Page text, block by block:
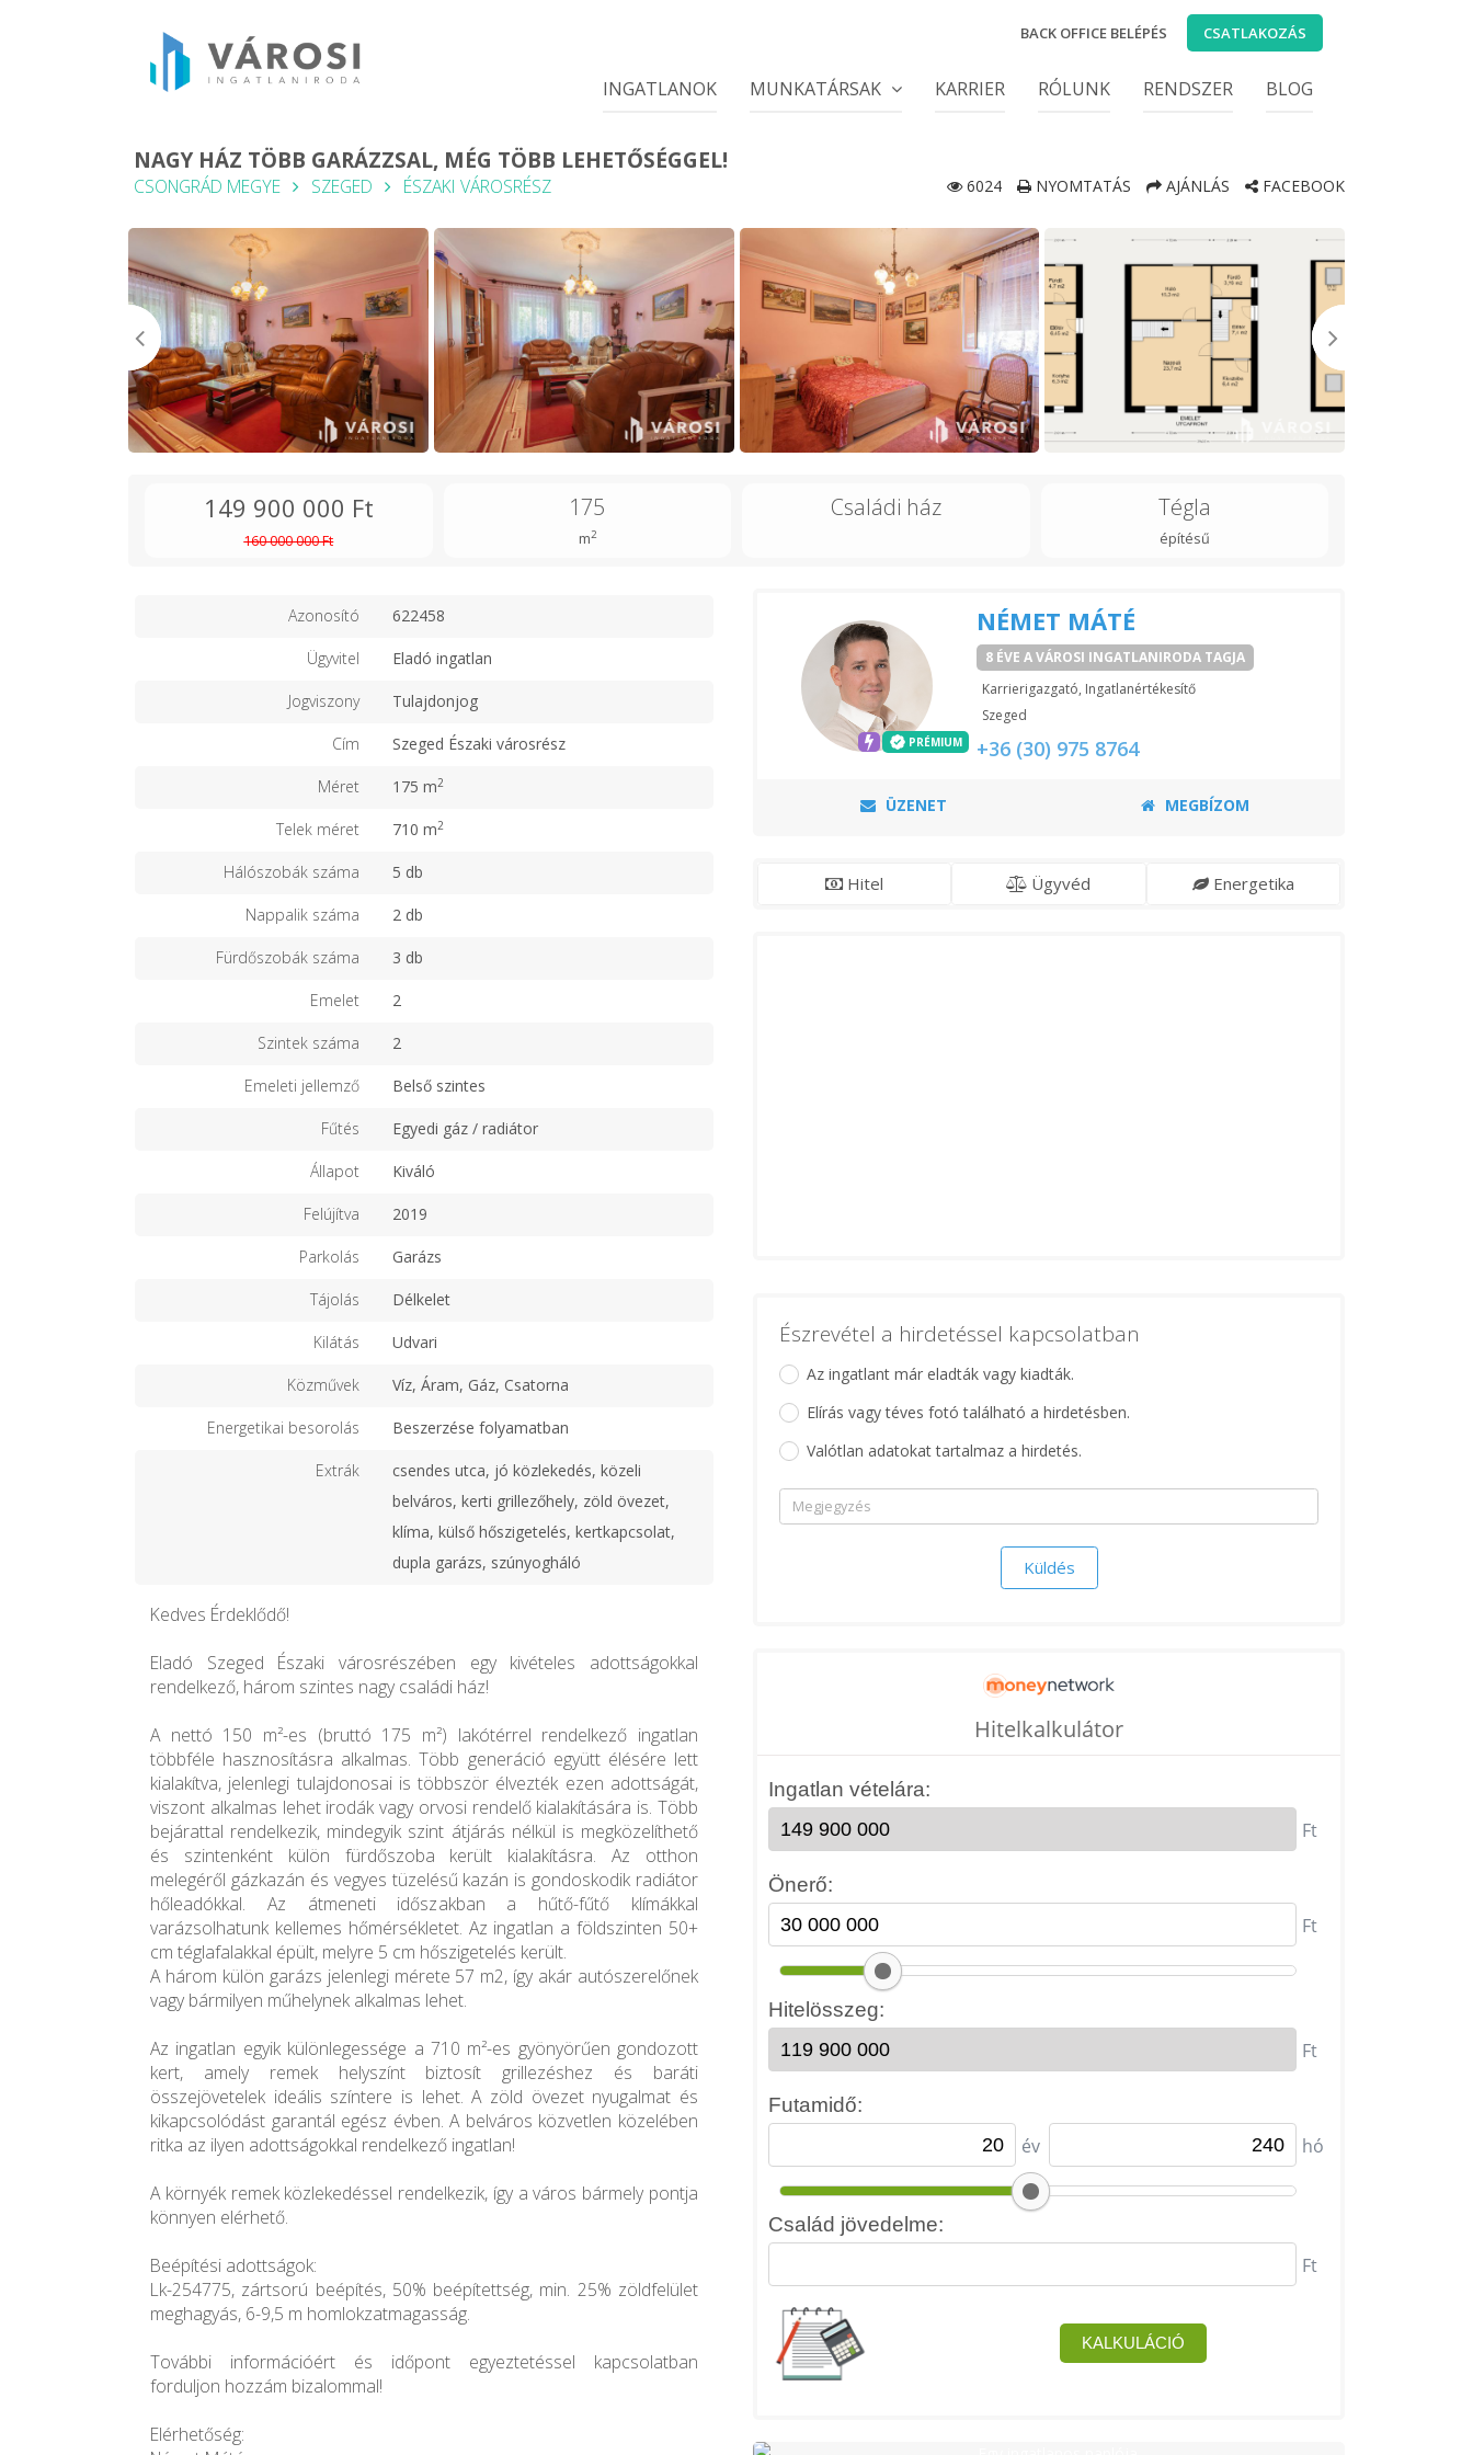
BACK OFFICE BELÉPÉS CSATLAKOZÁS
INGATLANOK MUNKATÁRSAK KARRIER RÓLUNK RENDSZER BLOG
NAGY HÁZ TÖBB GARÁZZSAL, MÉG TÖBB LEHETŐSÉGGEL!
CSONGRÁD MEGYE SZEGED ÉSZAKI VÁROSRÉSZ 6024 NYOMTATÁS AJÁNLÁS FACEBOOK
149 900 000 Ft
160 000 000 Ft
175
m2
Családi ház Tégla
építésű
Azonosító 622458
Ügyvitel Eladó ingatlan
Jogviszony Tulajdonjog
Cím Szeged Északi városrész
Méret 175 m2
Telek méret 710 m2
Hálószobák száma 5 db
Nappalik száma 2 db
Fürdőszobák száma 3 db
Emelet 2
Szintek száma 2
Emeleti jellemző Belső szintes
Fűtés Egyedi gáz / radiátor
Állapot Kiváló
Felújítva 2019
Parkolás Garázs
Tájolás Délkelet
Kilátás Udvari
Közművek Víz, Áram, Gáz, Csatorna
Energetikai besorolás Beszerzése folyamatban
Extrák
csendes utca, jó közlekedés, közeli
belváros, kerti grillezőhely, zöld övezet,
klíma, külső hőszigetelés, kertkapcsolat,
dupla garázs, szúnyogháló
Kedves Érdeklődő!
Eladó Szeged Északi városrészében egy kivételes adottságokkal
rendelkező, három szintes nagy családi ház!
A nettó 150 m²-es (bruttó 175 m²) lakótérrel rendelkező ingatlan
többféle hasznosításra alkalmas. Több generáció együtt élésére lett
kialakítva, jelenlegi tulajdonosai is többször élvezték ezen adottságát,
viszont alkalmas lehet irodák vagy orvosi rendelő kialakítására is. Több
bejárattal rendelkezik, mindegyik szint átjárás nélkül is megközelíthető
és szintenként külön fürdőszoba került kialakításra. Az otthon
melegéről gázkazán és vegyes tüzelésű kazán is gondoskodik radiátor
hőleadókkal. Az átmeneti időszakban a hűtő-fűtő klímákkal
varázsolhatunk kellemes hőmérsékletet. Az ingatlan a földszinten 50+
cm téglafalakkal épült, melyre 5 cm hőszigetelés került.
A három külön garázs jelenlegi mérete 57 m2, így akár autószerelőnek
vagy bármilyen műhelynek alkalmas lehet.
Az ingatlan egyik különlegessége a 710 m²-es gyönyörűen gondozott
kert, amely remek helyszínt biztosít grillezéshez és baráti
összejövetelek ideális színtere is lehet. A zöld övezet nyugalmat és
kikapcsolódást garantál egész évben. A belváros közvetlen közelében
ritka az ilyen adottságokkal rendelkező ingatlan!
A környék remek közlekedéssel rendelkezik, így a város bármely pontja
könnyen elérhető.
Beépítési adottságok:
Lk-254775, zártsorú beépítés, 50% beépítettség, min. 25% zöldfelület
meghagyás, 6-9,5 m homlokzatmagasság.
További információért és időpont egyeztetéssel kapcsolatban
forduljon hozzám bizalommal!
Elérhetőség:
PRÉMIUM
NÉMET MÁTÉ
8 ÉVE A VÁROSI INGATLANIRODA TAGJA
Karrierigazgató, Ingatlanértékesítő
Szeged
+36 (30) 975 8764
ÜZENET MEGBÍZOM
Hitel Ügyvéd Energetika
Észrevétel a hirdetéssel kapcsolatban
Az ingatlant már eladták vagy kiadták.
Elírás vagy téves fotó található a hirdetésben.
Valótlan adatokat tartalmaz a hirdetés.